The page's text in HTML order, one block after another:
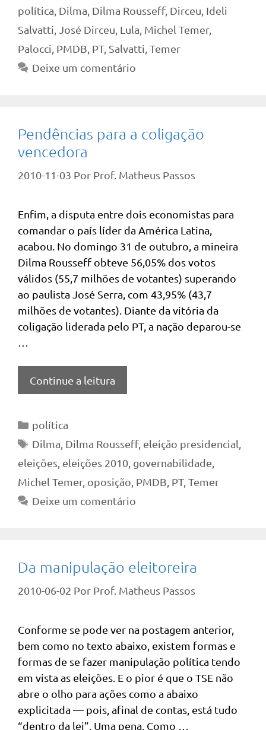
política Dilma Dilma Rousseff, Dirceu Ideli
Salvatti
José Dirceu Lula Michel Temer,
Palocci PMDB PT, Salvatti Temer
Deixe um comentário
Pendências para a coligação
vencedora
2010-11-03 Por Prof. Matheus Passos
Enfim, a disputa entre dois economistas para
comandar o país líder da América Latina,
acabou. No domingo 31 de outubro, a mineira
Dilma Rousseff obteve 56,05% dos votos
válidos (55,7 milhões de votantes) superando
ao paulista José Serra, com 43,95% (43,7
milhões de votantes). Diante da vitória da
coligação liderada pelo PT, a nação deparou-se
Continue a leitura
Categorias
política
Tags
Dilma Dilma Rousseff, eleição presidencial
eleições eleições 2010 governabilidade
Michel Temer, oposição PMDB PT, Temer
Deixe um comentário
Da manipulação eleitoreira
2010-06-02 Por Prof. Matheus Passos
Conforme se pode ver na postagem anterior,
bem como no texto abaixo, existem formas e
formas de se fazer manipulação política tendo
em vista as eleições. E o pior é que o TSE não
abre o olho para ações como a abaixo
explicitada — pois, afinal de contas, está tudo
“dentro da lei”. Uma pena. Como …